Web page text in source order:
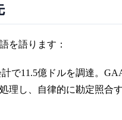
を語ります：
で11.5億ドルを調達。
理し、自律的に勘定照合